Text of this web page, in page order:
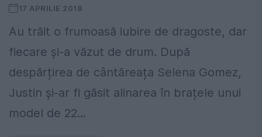
17 APRILIE 2018
Au trăit o frumoasă iubire de dragoste, dar
fiecare și-a văzut de drum. După
despărțirea de cântăreața Selena Gomez,
Justin și-ar fi găsit alinarea în brațele unui
model de 22...